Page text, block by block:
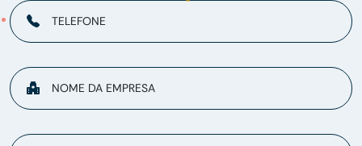
TELEFONE
NOME DA EMPRESA